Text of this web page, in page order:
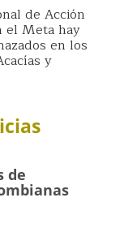
de Acción
el Meta hay
en los
y
de